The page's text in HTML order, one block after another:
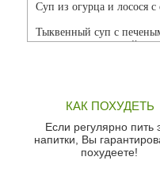
Суп из огурца и лосося с
Тыквенный суп с
чесноком и томатной
красного перца
Парижский луковый суп
Суп из спаржи и горошка
КАК ПОХУДЕТЬ
Если регулярно пить
напитки, Вы
похудеете!